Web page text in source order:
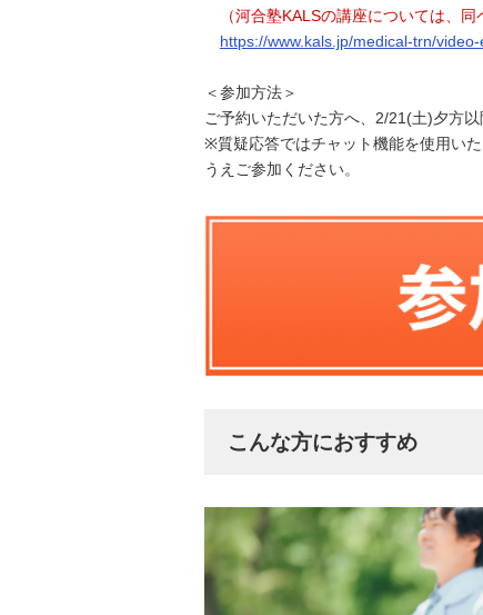
（河合塾KALSの講座については、同
https://www.kals.jp/medical-trn/
＜参加方法＞
ご予約いただいた方へ、2/21(土)夕方
※質疑応答ではチャット機能を使用い
うえご参加ください。
こんな方におすすめ